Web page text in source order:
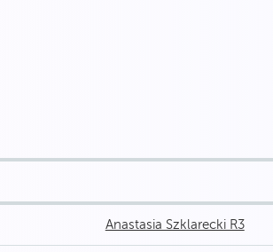
Anastasia Szklarecki R3